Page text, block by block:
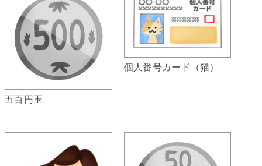
五百円玉
個人番号カード（猫）